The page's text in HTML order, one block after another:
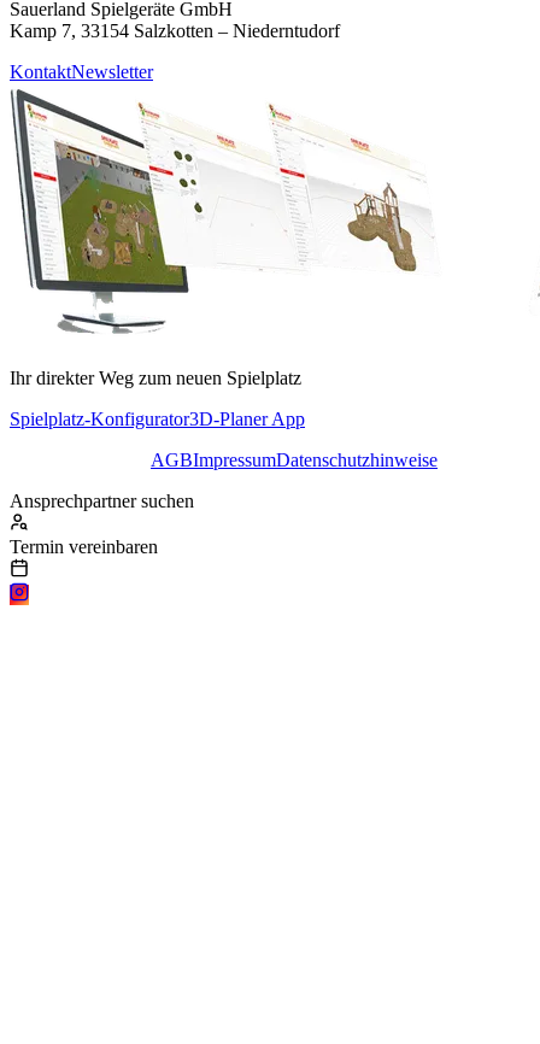
Sauerland Spielgeräte GmbH
Kamp 7, 33154 Salzkotten – Niederntudorf
KontaktNewsletter
Ihr direkter Weg zum neuen Spielplatz
Spielplatz-Konfigurator3D-Planer App
AGBImpressumDatenschutzhinweise
Ansprechpartner suchen
Termin vereinbaren